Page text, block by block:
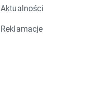
Aktualności
Reklamacje